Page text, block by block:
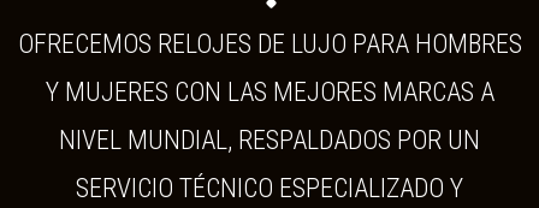
OFRECEMOS RELOJES DE LUJO PARA HOMBRES
Y MUJERES CON LAS MEJORES MARCAS A
NIVEL MUNDIAL, RESPALDADOS POR UN
SERVICIO TÉCNICO ESPECIALIZADO Y